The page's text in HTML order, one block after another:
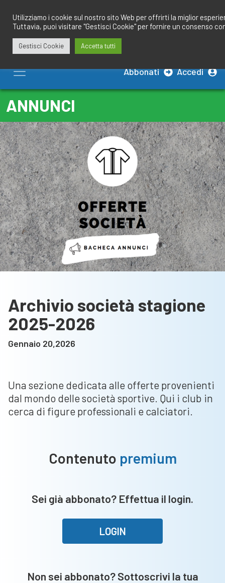
contenuto
Abbonati Accedi
ANNUNCI
Archivio società stagione
2025-2026
Gennaio 20,2026
Una sezione dedicata alle offerte provenienti
dal mondo delle società sportive. Qui i club in
cerca di figure professionali e calciatori.
Contenuto premium
Sei già abbonato? Effettua il login.
LOGIN
Non sei abbonato? Sottoscrivi la tua
Utilizziamo i cookie sul nostro sito Web per offrirti la miglior
Tuttavia, puoi visitare "Gestisci Cookie" per fornire un consenso
Gestisci Cookie Accetta tutti